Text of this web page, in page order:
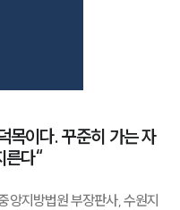
목이다. 꾸준히 가는 자
른다“
앙지방법원 부장판사, 수원지